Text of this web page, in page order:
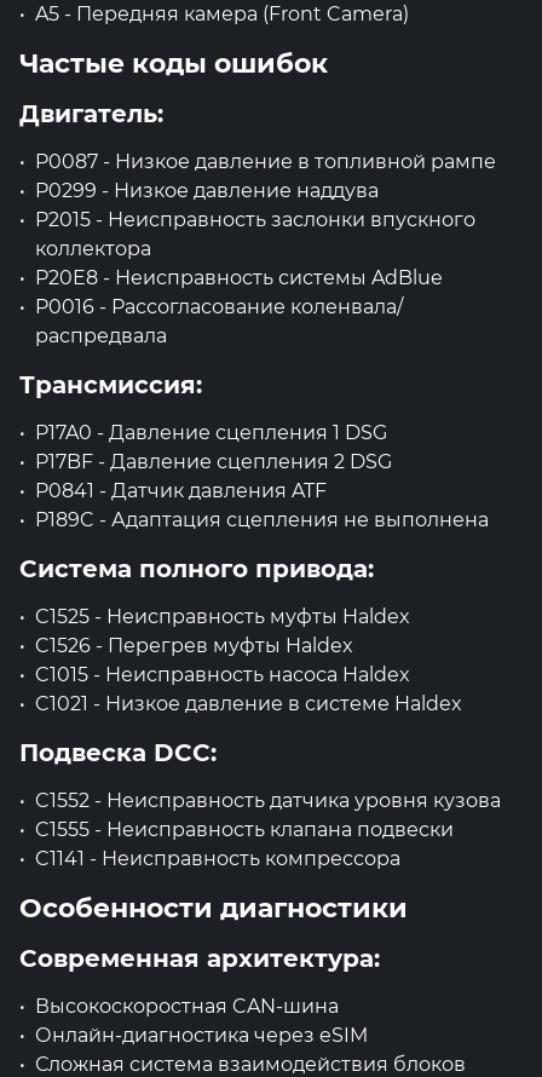
A5 - Передняя камера (Front Camera)
Частые коды ошибок
Двигатель:
P0087 - Низкое давление в топливной рампе
P0299 - Низкое давление наддува
P2015 - Неисправность заслонки впускного
коллектора
P20E8 - Неисправность системы AdBlue
P0016 - Рассогласование коленвала/
распредвала
Трансмиссия:
P17A0 - Давление сцепления 1 DSG
P17BF - Давление сцепления 2 DSG
P0841 - Датчик давления ATF
P189C - Адаптация сцепления не выполнена
Система полного привода:
C1525 - Неисправность муфты Haldex
C1526 - Перегрев муфты Haldex
C1015 - Неисправность насоса Haldex
C1021 - Низкое давление в системе Haldex
Подвеска DCC:
C1552 - Неисправность датчика уровня кузова
C1555 - Неисправность клапана подвески
C1141 - Неисправность компрессора
Особенности диагностики
Современная архитектура:
Высокоскоростная CAN-шина
Онлайн-диагностика через eSIM
Сложная система взаимодействия блоков